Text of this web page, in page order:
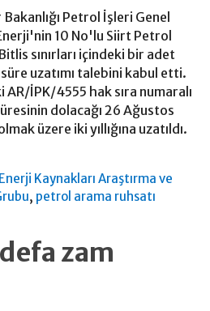
Petrol İşleri Genel
10 No'lu Siirt Petrol
sınırları içindeki bir adet
uzatımı talebini kabul etti.
İPK/4555 hak sıra numaralı
dolacağı 26 Ağustos
üzere iki yıllığına uzatıldı.
Kaynakları Araştırma ve
, petrol arama ruhsatı
zam